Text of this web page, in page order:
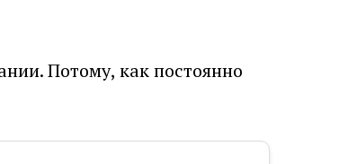
Потому, как постоянно